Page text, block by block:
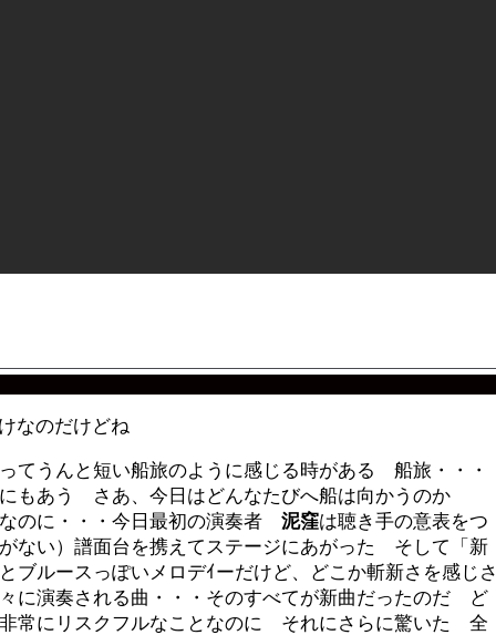
なのだけどね
てうんと短い船旅のように感じる時がある 船旅・・・
もあう さあ、今日はどんなたびへ船は向かうのか
のに・・・今日最初の演奏者 泥窪は聴き手の意表をつ
ない）譜面台を携えてステージにあがった そして「新
ルースっぽいメロデｲーだけど、どこか斬新さを感じさ
演奏される曲・・・そのすべてが新曲だったのだ ど
常にリスクフルなことなのに それにさらに驚いた 全